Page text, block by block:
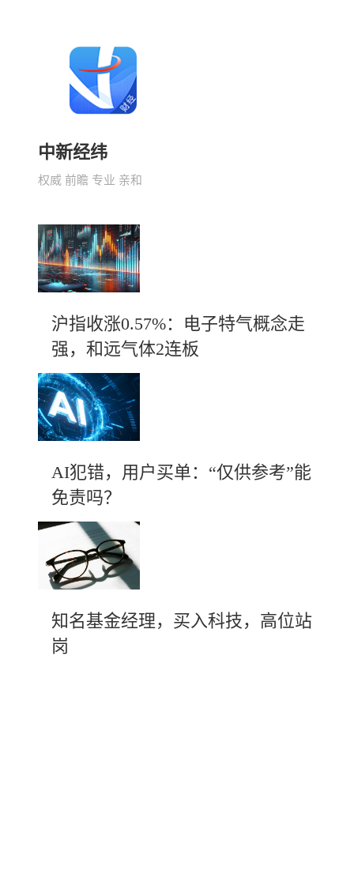
中新经纬
权威 前瞻 专业 亲和
沪指收涨0.57%：电子特气概念走
强，和远气体2连板
AI犯错，用户买单：“仅供参考”能
免责吗？
知名基金经理，买入科技，高位站
岗